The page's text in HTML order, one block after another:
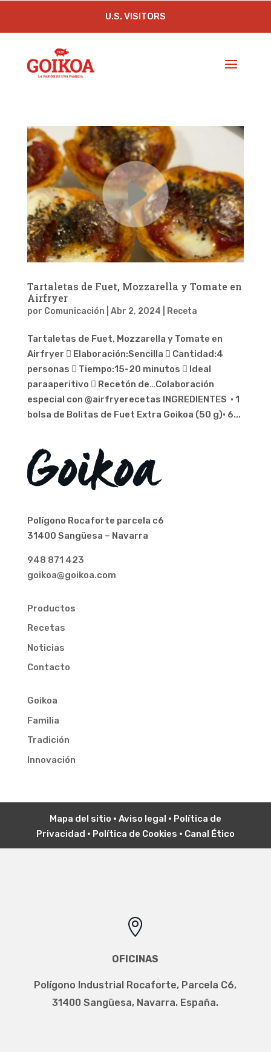
U.S. VISITORS
Tartaletas de Fuet, Mozzarella y Tomate en
Airfryer
por Comunicación Abr 2, 2024 Receta
Tartaletas de Fuet, Mozzarella y Tomate en
Airfryer  Elaboración:Sencilla  Cantidad:4
personas  Tiempo:15-20 minutos  Ideal
paraaperitivo  Recetón de…Colaboración
especial con @airfryerecetas INGREDIENTES · 1
bolsa de Bolitas de Fuet Extra Goikoa (50 g)· 6...
Polígono Rocaforte parcela c6
31400 Sangüesa – Navarra
948 871 423
goikoa@goikoa.com
Productos
Recetas
Noticias
Contacto
Goikoa
Familia
Tradición
Innovación
Mapa del sitio • Aviso legal • Política de
Privacidad • Política de Cookies • Canal Ético

OFICINAS
Polígono Industrial Rocaforte, Parcela C6,
31400 Sangüesa, Navarra. España.